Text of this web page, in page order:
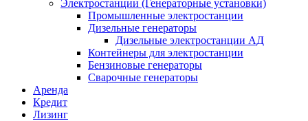
Электростанции (Генераторные установки)
Промышленные электростанции
Дизельные генераторы
Дизельные электростанции АД
Контейнеры для электростанции
Бензиновые генераторы
Сварочные генераторы
Аренда
Кредит
Лизинг